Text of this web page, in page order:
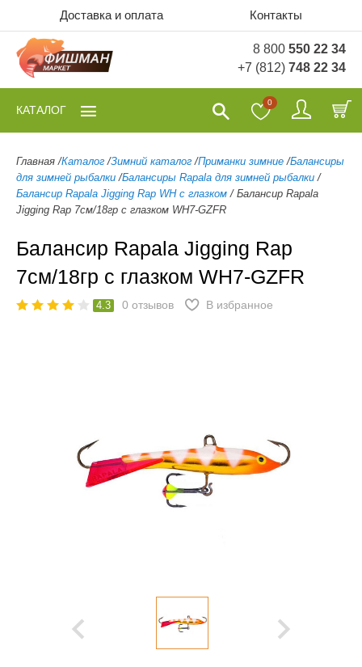
Доставка и оплата Контакты
8 800 550 22 34
+7 (812) 748 22 34
0
КАТАЛОГ
Главная /Каталог /Зимний каталог /Приманки зимние /Балансиры
для зимней рыбалки /Балансиры Rapala для зимней рыбалки /
Балансир Rapala Jigging Rap WH с глазком / Балансир Rapala
Jigging Rap 7см/18гр с глазком WH7-GZFR
Балансир Rapala Jigging Rap
7см/18гр с глазком WH7-GZFR
4.3 0 отзывов В избранное